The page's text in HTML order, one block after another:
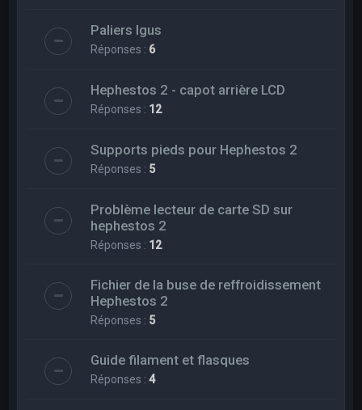
Paliers Igus
Réponses : 6
Hephestos 2 - capot arrière LCD
Réponses : 12
Supports pieds pour Hephestos 2
Réponses : 5
Problème lecteur de carte SD sur
hephestos 2
Réponses : 12
Fichier de la buse de reffroidissement
Hephestos 2
Réponses : 5
Guide filament et flasques
Réponses :4